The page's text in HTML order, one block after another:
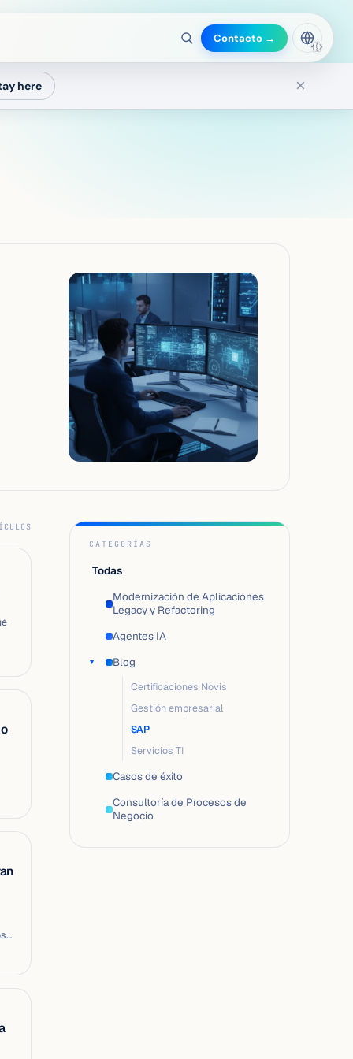
Contacto →
🇲🇽
here ×
CATEGORÍAS
Todas
Modernización de Aplicaciones
Legacy y Refactoring
Agentes IA
▸ Blog
Certificaciones Novis
Gestión empresarial
SAP
Servicios TI
Casos de éxito
Consultoría de Procesos de
Negocio